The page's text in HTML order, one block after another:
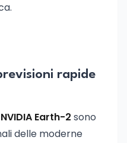
rapide
NVIDIA Earth-2 sono
delle moderne